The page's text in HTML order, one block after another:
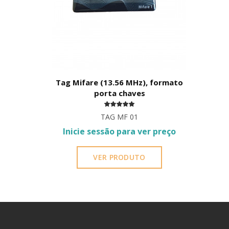
Tag Mifare (13.56 MHz), formato
porta chaves
TAG MF 01
Inicie sessão para ver preço
VER PRODUTO